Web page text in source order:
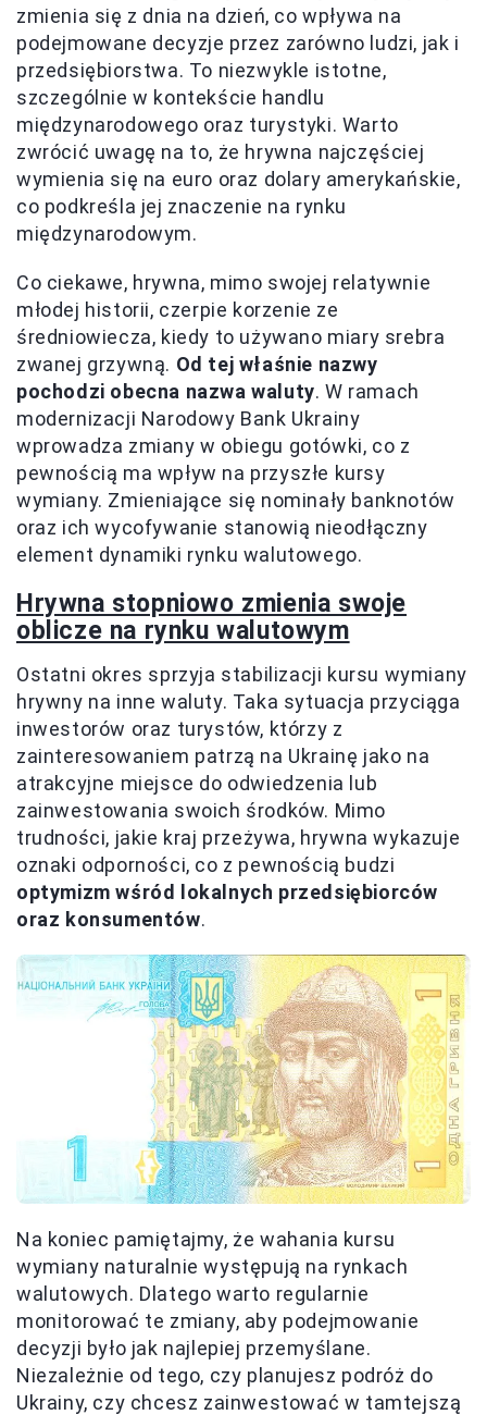
zmienia się z dnia na dzień, co wpływa na
podejmowane decyzje przez zarówno ludzi, jak i
przedsiębiorstwa. To niezwykle istotne,
szczególnie w kontekście handlu
międzynarodowego oraz turystyki. Warto
zwrócić uwagę na to, że hrywna najczęściej
wymienia się na euro oraz dolary amerykańskie,
co podkreśla jej znaczenie na rynku
międzynarodowym.
Co ciekawe, hrywna, mimo swojej relatywnie
młodej historii, czerpie korzenie ze
średniowiecza, kiedy to używano miary srebra
zwanej grzywną. Od tej właśnie nazwy
pochodzi obecna nazwa waluty. W ramach
modernizacji Narodowy Bank Ukrainy
wprowadza zmiany w obiegu gotówki, co z
pewnością ma wpływ na przyszłe kursy
wymiany. Zmieniające się nominały banknotów
oraz ich wycofywanie stanowią nieodłączny
element dynamiki rynku walutowego.
Hrywna stopniowo zmienia swoje
oblicze na rynku walutowym
Ostatni okres sprzyja stabilizacji kursu wymiany
hrywny na inne waluty. Taka sytuacja przyciąga
inwestorów oraz turystów, którzy z
zainteresowaniem patrzą na Ukrainę jako na
atrakcyjne miejsce do odwiedzenia lub
zainwestowania swoich środków. Mimo
trudności, jakie kraj przeżywa, hrywna wykazuje
oznaki odporności, co z pewnością budzi
optymizm wśród lokalnych przedsiębiorców
oraz konsumentów.
Na koniec pamiętajmy, że wahania kursu
wymiany naturalnie występują na rynkach
walutowych. Dlatego warto regularnie
monitorować te zmiany, aby podejmowanie
decyzji było jak najlepiej przemyślane.
Niezależnie od tego, czy planujesz podróż do
Ukrainy, czy chcesz zainwestować w tamtejszą